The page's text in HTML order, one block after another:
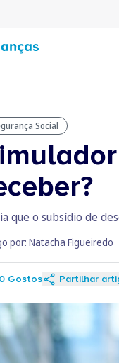
Social
que o subsídio de
por: Natacha Figueiredo
0 Gostos Partilhar